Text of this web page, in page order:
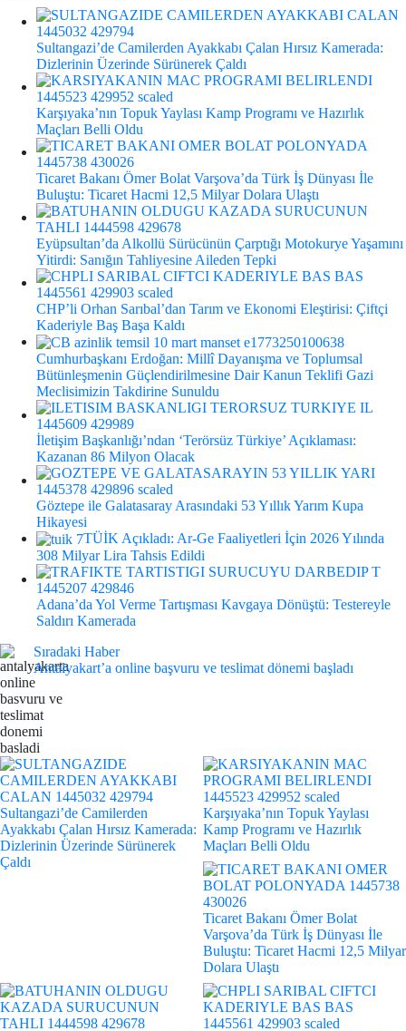
Sultangazi’de Camilerden Ayakkabı Çalan Hırsız Kamerada:
Dizlerinin Üzerinde Sürünerek Çaldı
Karşıyaka’nın Topuk Yaylası Kamp Programı ve Hazırlık
Maçları Belli Oldu
Ticaret Bakanı Ömer Bolat Varşova’da Türk İş Dünyası İle
Buluştu: Ticaret Hacmi 12,5 Milyar Dolara Ulaştı
Eyüpsultan’da Alkollü Sürücünün Çarptığı Motokurye Yaşamını
Yitirdi: Sanığın Tahliyesine Aileden Tepki
CHP’li Orhan Sarıbal’dan Tarım ve Ekonomi Eleştirisi: Çiftçi
Kaderiyle Baş Başa Kaldı
Cumhurbaşkanı Erdoğan: Millî Dayanışma ve Toplumsal
Bütünleşmenin Güçlendirilmesine Dair Kanun Teklifi Gazi
Meclisimizin Takdirine Sunuldu
İletişim Başkanlığı’ndan ‘Terörsüz Türkiye’ Açıklaması:
Kazanan 86 Milyon Olacak
Göztepe ile Galatasaray Arasındaki 53 Yıllık Yarım Kupa
Hikayesi
TÜİK Açıkladı: Ar-Ge Faaliyetleri İçin 2026 Yılında
308 Milyar Lira Tahsis Edildi
Adana’da Yol Verme Tartışması Kavgaya Dönüştü: Testereyle
Saldırı Kamerada
Sıradaki Haber
Antalyakart’a online başvuru ve teslimat dönemi başladı
Sultangazi’de Camilerden
Ayakkabı Çalan Hırsız Kamerada:
Dizlerinin Üzerinde Sürünerek
Çaldı
Karşıyaka’nın Topuk Yaylası
Kamp Programı ve Hazırlık
Maçları Belli Oldu
Ticaret Bakanı Ömer Bolat
Varşova’da Türk İş Dünyası İle
Buluştu: Ticaret Hacmi 12,5 Milyar
Dolara Ulaştı